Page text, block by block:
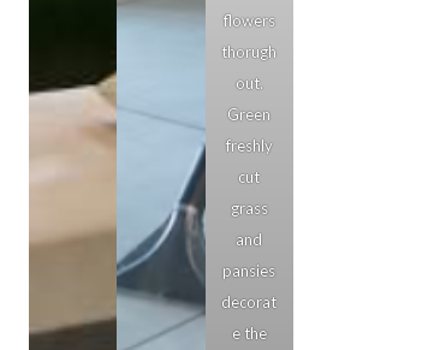
flowers
thorugh
out.
Green
freshly
cut
grass
and
pansies
decorat
e the